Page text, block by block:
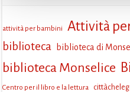
attività per bambini Attività
biblioteca biblioteca di
biblioteca Monselice
Centro per il libro e la lettura